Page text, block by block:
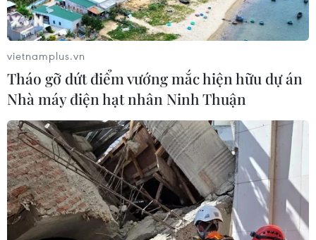
vietnamplus.vn
Tháo gỡ dứt điểm vướng mắc hiện hữu dự án
Nhà máy điện hạt nhân Ninh Thuận